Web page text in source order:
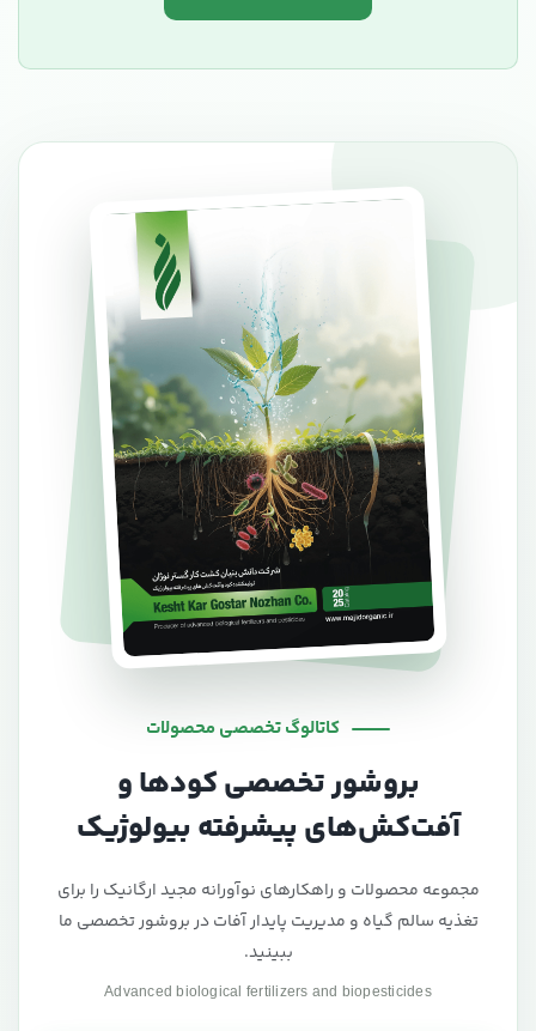
کاتالوگ تخصصی محصولات
بروشور تخصصی کودها و
آفت‌کش‌های پیشرفته بیولوژیک
مجموعه محصولات و راهکارهای نوآورانه مجید ارگانیک را برای
تغذیه سالم گیاه و مدیریت پایدار آفات در بروشور تخصصی ما
ببینید.
Advanced biological fertilizers and biopesticides